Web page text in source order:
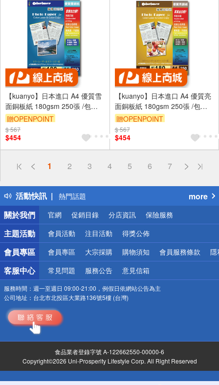
【kuanyo】日本進口 A4 優質雪
面銅板紙 180gsm 250張 /包
ASU180
贈OPENPOINT
$ 567
$454
【kuanyo】日本進口 A4 優質亮
面銅板紙 180gsm 250張 /包
GS180
贈OPENPOINT
$ 567
$454
1 2 3 4 5 6 7
活動快訊
偏遠地區配送
得獎公告
熱門話題
銀行優惠
偏遠地區配送
詐騙網頁！請小心！
more
關於我們
官網 促銷目錄 分店資訊 保險服務
主題活動 會員活動 注目活動 得獎公佈
會員專區 會員專區 大宗採購 購物須知 會員服務條款 隱
客服中心 常見問題 服務公告 意見信箱
服務時間： 週一至週日 09:00-21:00，例假日依網站公告為主
公司地址： 台北市北投區大業路136號5樓 (台灣)
食品業者登錄字號 A-122662550-00000-6
Copyright©2026 Uni-Prosperity Lifestyle Corp. All Right Reserved